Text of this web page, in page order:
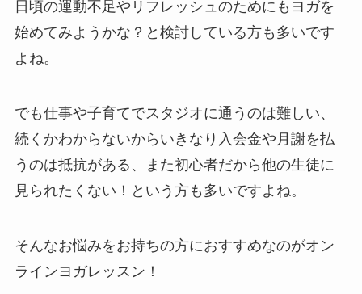
日頃の運動不足やリフレッシュのためにもヨガを
始めてみようかな？と検討している方も多いです
よね。
でも仕事や子育てでスタジオに通うのは難しい、
続くかわからないからいきなり入会金や月謝を払
うのは抵抗がある、また初心者だから他の生徒に
見られたくない！という方も多いですよね。
そんなお悩みをお持ちの方におすすめなのがオン
ラインヨガレッスン！